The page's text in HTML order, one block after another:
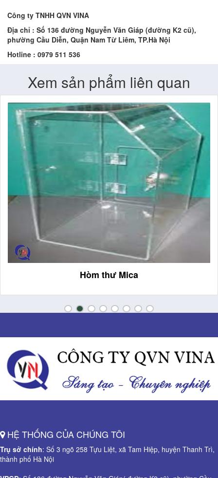
Công ty TNHH QVN VINA
Địa chỉ : Số 136 đường Nguyễn Văn Giáp (đường K2 cũ),
phường Cầu Diễn, Quận Nam Từ Liêm, TP.Hà Nội
Hotline : 0979 511 536
Xem sản phẩm liên quan
Kệ Mica bày mỹ phẩm
HỆ THỐNG CỦA CHÚNG TÔI
Trụ sở chính: Số 3 ngõ 258 Tựu Liệt, xã Tam Hiệp, huyện Thanh Trì,
thành phố Hà Nội